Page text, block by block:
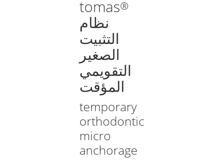
tomas®
نظام
التثبيت
الصغير
التقويمي
المؤقت
temporary
orthodontic
micro
anchorage